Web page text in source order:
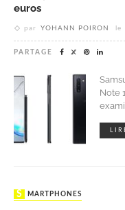
euros
par YOHANN POIRON le
PARTAGE
Note
SMARTPHONES